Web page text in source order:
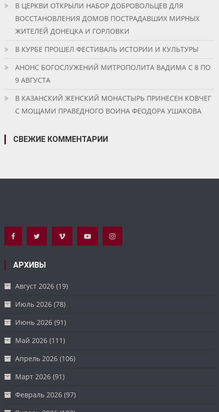
В ЦЕРКВИ ОТКРЫЛИ НАБОР ДОБРОВОЛЬЦЕВ ДЛЯ
ВОССТАНОВЛЕНИЯ ДОМОВ ПОСТРАДАВШИХ МИРНЫХ
ЖИТЕЛЕЙ ДОНЕЦКА И ГОРЛОВКИ
В КУРБЕ ПРОШЕЛ ФЕСТИВАЛЬ ИСТОРИИ И КУЛЬТУРЫ
АНОНС БОГОСЛУЖЕНИЙ МИТРОПОЛИТА ВАДИМА С 8 ПО
9 АВГУСТА
В КАЗАНСКИЙ ЖЕНСКИЙ МОНАСТЫРЬ ПРИНЕСЕН КОВЧЕГ
С МОЩАМИ ПРАВЕДНОГО ВОИНА ФЕОДОРА УШАКОВА
СВЕЖИЕ КОММЕНТАРИИ
АРХИВЫ
Август 2026 (19)
Июль 2026 (78)
Июнь 2026 (91)
Май 2026 (111)
Апрель 2026 (106)
Март 2026 (91)
Февраль 2026 (97)